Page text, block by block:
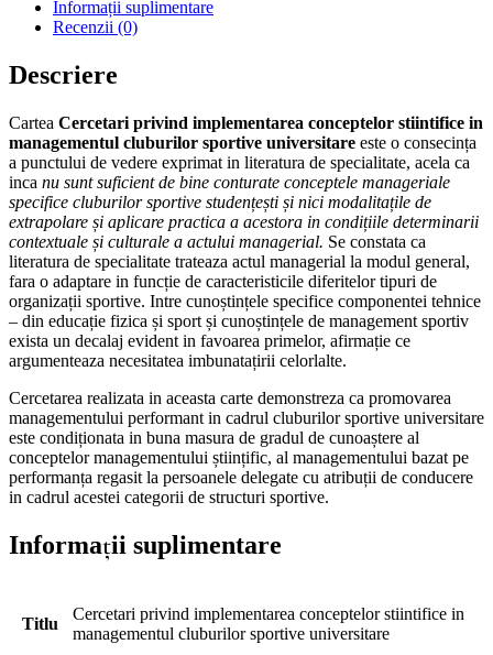
Informații suplimentare
Recenzii (0)
Descriere
Cartea Cercetari privind implementarea conceptelor stiintifice in
managementul cluburilor sportive universitare este o consecința
a punctului de vedere exprimat in literatura de specialitate, acela ca
inca nu sunt suficient de bine conturate conceptele manageriale
specifice cluburilor sportive studențești și nici modalitațile de
extrapolare și aplicare practica a acestora in condițiile determinarii
contextuale și culturale a actului managerial. Se constata ca
literatura de specialitate trateaza actul managerial la modul general,
fara o adaptare in funcție de caracteristicile diferitelor tipuri de
organizații sportive. Intre cunoștințele specifice componentei tehnice
– din educație fizica și sport și cunoștințele de management sportiv
exista un decalaj evident in favoarea primelor, afirmație ce
argumenteaza necesitatea imbunatațirii celorlalte.
Cercetarea realizata in aceasta carte demonstreza ca promovarea
managementului performant in cadrul cluburilor sportive universitare
este condiționata in buna masura de gradul de cunoaștere al
conceptelor managementului științific, al managementului bazat pe
performanța regasit la persoanele delegate cu atribuții de conducere
in cadrul acestei categorii de structuri sportive.
Informații suplimentare
Titlu
Cercetari privind implementarea conceptelor stiintifice in
managementul cluburilor sportive universitare